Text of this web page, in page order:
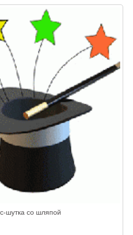
шутка со шляпой